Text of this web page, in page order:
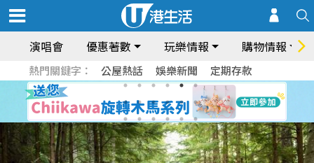
演唱會 優惠著數 玩樂情報 購物情報
熱門關鍵字： 公屋熱話 娛樂新聞 定期存款